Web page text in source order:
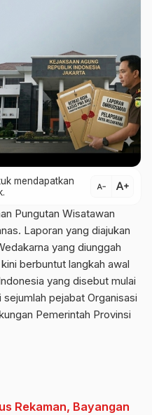
mendapatkan
text_decrease text_increase
Pungutan Wisatawan
Laporan yang diajukan
yang diunggah
berbuntut langkah awal
yang disebut mulai
pejabat Organisasi
Pemerintah Provinsi
Rekaman, Bayangan